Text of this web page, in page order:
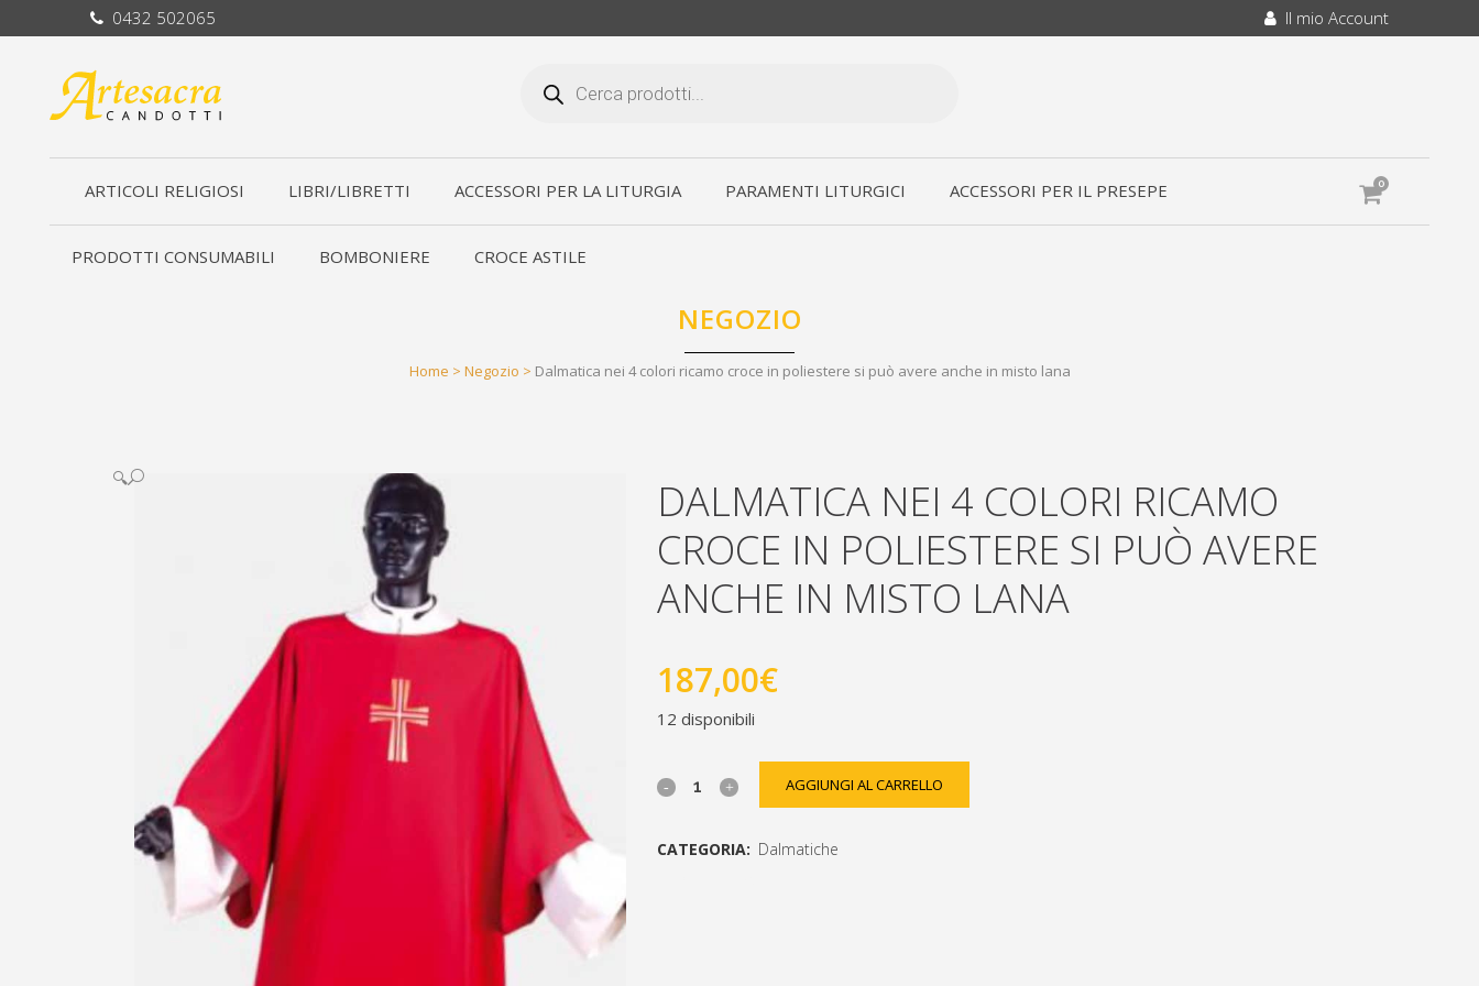
0432 502065 Il mio Account
search
ARTICOLI RELIGIOSI LIBRI/LIBRETTI ACCESSORI PER LA LITURGIA PARAMENTI LITURGICI ACCESSORI PER IL PRESEPE
PRODOTTI CONSUMABILI BOMBONIERE CROCE ASTILE
0
NEGOZIO
Home > Negozio > Dalmatica nei 4 colori ricamo croce in poliestere si può avere anche in misto lana
🔍
DALMATICA NEI 4 COLORI RICAMO
CROCE IN POLIESTERE SI PUÒ AVERE
ANCHE IN MISTO LANA
187,00€
12 disponibili
Dalmatica
AGGIUNGI AL CARRELLO
CATEGORIA: Dalmatiche